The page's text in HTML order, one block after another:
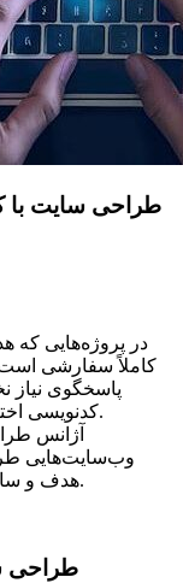
طراحی سایت با
در پروژه‌هایی که
کاملاً سفارشی
پاسخگوی نیاز
کدنویسی اختصاصی بهترین و هوشمندانه‌ترین انتخاب است.
آژانس
وب‌سایت‌هایی
هدف و ساختار کسب‌وکار شما برنامه‌نویسی شده است.
طراحی